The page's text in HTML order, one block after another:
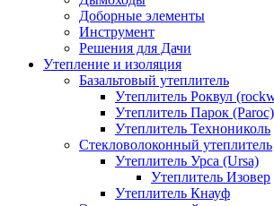
Доборные элементы
Инструмент
Решения для Дачи
Утепление и изоляция
Базальтовый утеплитель
Утеплитель Роквул
Утеплитель Парок (Paroc)
Утеплитель Технониколь
Стекловолоконный утеплитель
Утеплитель Урса (Ursa)
Утеплитель Изовер
Утеплитель Кнауф